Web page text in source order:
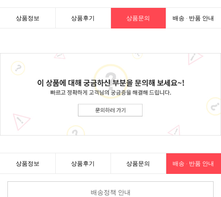
상품정보 상품후기 상품문의 배송 · 반품 안내
상품정보 상품후기 상품문의 배송 · 반품 안내
배송정책 안내